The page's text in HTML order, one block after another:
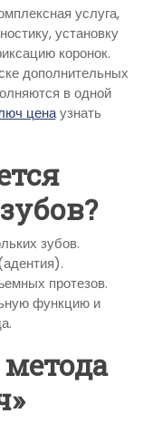
услуга,
установку
коронок.
дополнительных
в одной
ценаузнать
зубов.
протезов.
функцию и